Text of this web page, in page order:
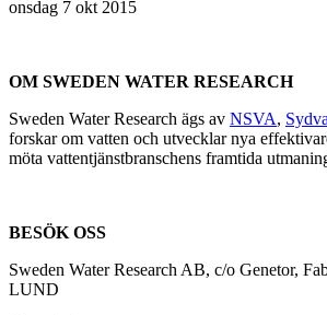
onsdag 7 okt 2015
OM SWEDEN WATER RESEARCH
Sweden Water Research ägs av NSVA,
forskar om vatten och utvecklar nya
möta vattentjänstbranschens framtida
BESÖK OSS
Sweden Water Research AB, c/o Genetor,
LUND